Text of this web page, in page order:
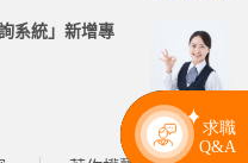
系統」新增專